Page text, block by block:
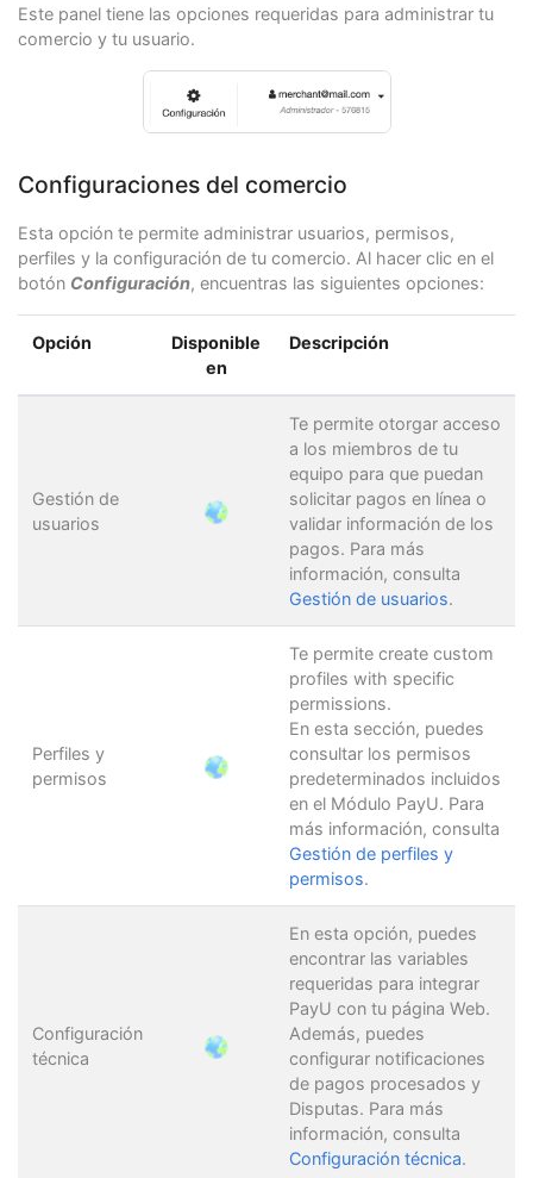
Este panel tiene las opciones requeridas para administrar tu
comercio y tu usuario.
Configuraciones del comercio
Esta opción te permite administrar usuarios, permisos,
perfiles y la configuración de tu comercio. Al hacer clic en el
botón Configuración, encuentras las siguientes opciones:
Opción
Disponible
en
Descripción
Gestión de
usuarios
Te permite otorgar acceso
a los miembros de tu
equipo para que puedan
solicitar pagos en línea o
validar información de los
pagos. Para más
información, consulta
Gestión de usuarios.
Perfiles y
permisos
Te permite create custom
profiles with specific
permissions.
En esta sección, puedes
consultar los permisos
predeterminados incluidos
en el Módulo PayU. Para
más información, consulta
Gestión de perfiles y
permisos.
Configuración
técnica
En esta opción, puedes
encontrar las variables
requeridas para integrar
PayU con tu página Web.
Además, puedes
configurar notificaciones
de pagos procesados y
Disputas. Para más
información, consulta
Configuración técnica.